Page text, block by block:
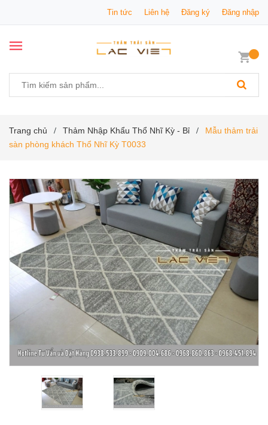
Tin tức Liên hệ Đăng ký Đăng nhập
Trang chủ / Thảm Nhập Khẩu Thổ Nhĩ Kỳ - Bỉ /
Mẫu thảm trải
sàn phòng khách Thổ Nhĩ Kỳ T0033